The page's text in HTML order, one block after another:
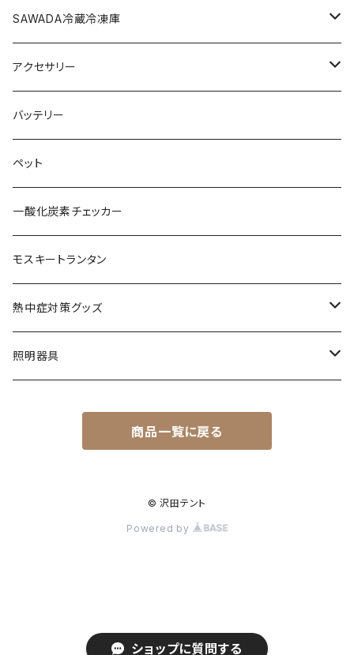
ショップに質問する
ヘキサタープ
ルーフカバー
雨避けカバー
雨ガッパ
SAWADA冷蔵冷凍庫
40L
60L
アクセサリー
キーホルダー
フレグランス
巾着袋
おもちゃ
ステッカー
その他
バッテリー
ペット
一酸化炭素チェッカー
モスキートランタン
熱中症対策グッズ
熱中症指数計
照明器具
商品一覧に戻る
© 沢田テント
Powered by